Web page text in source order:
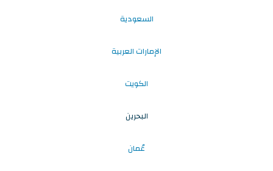
السعودية
الإمارات العربية
الكويت
البحرين
عُمان